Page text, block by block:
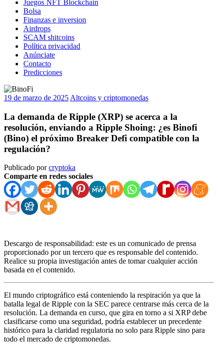
Juegos NFT Blockchain
Bolsa
Finanzas e inversion
Airdrops
SCAM shitcoins
Política privacidad
Anúnciate
Contacto
Predicciones
19 de marzo de 2025 Altcoins y criptomonedas
La demanda de Ripple (XRP) se acerca a la
resolución, enviando a Ripple Shoing: ¿es Binofi
(Bino) el próximo Breaker Defi compatible con la
regulación?
Publicado porcryptoka
Comparte en redes sociales
Descargo de responsabilidad: este es un comunicado de prensa
proporcionado por un tercero que es responsable del contenido.
Realice su propia investigación antes de tomar cualquier acción
basada en el contenido.
El mundo criptográfico está conteniendo la respiración ya que la
batalla legal de Ripple con la SEC parece centrarse más cerca de la
resolución. La demanda en curso, que gira en torno a si XRP debe
clasificarse como una seguridad, podría establecer un precedente
histórico para la claridad regulatoria no solo para Ripple sino para
todo el mercado de criptomonedas.